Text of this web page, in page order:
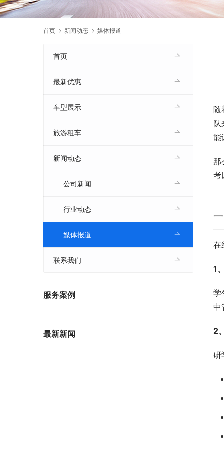
首页 新闻动态 媒体报道
随
队
能
那
考
在
1
学
中
2
研
首页
最新优惠
车型展示
旅游租车
新闻动态
公司新闻
行业动态
媒体报道
联系我们
服务案例
最新新闻